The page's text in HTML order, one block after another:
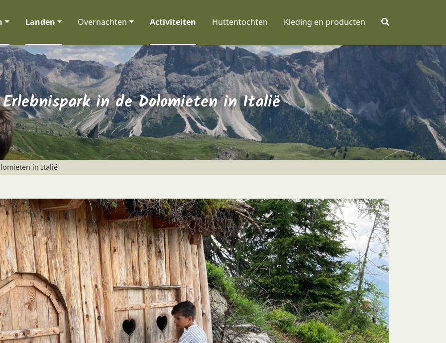
Landen Overnachten Activiteiten Huttentochten Kleding en producten
Erlebnispark in de Dolomieten in Italië
in Italië